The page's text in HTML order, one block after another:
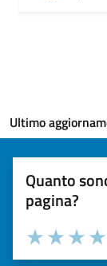
Ultimo
Quanto
pagina?
Valuta la
Seleziona il
Valuta
Valuta 2
Valuta 1 stelle